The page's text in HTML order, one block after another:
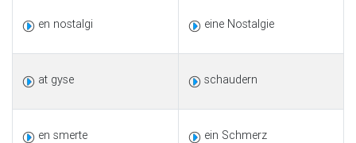
en nostalgi eine Nostalgie
at gyse schaudern
en smerte ein Schmerz